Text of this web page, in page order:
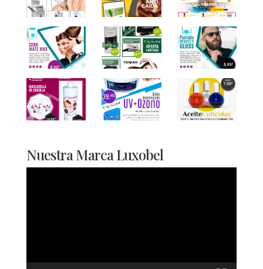
Nuestra Marca Luxobel